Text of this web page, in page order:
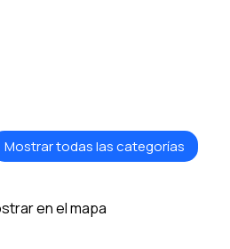
Mostrar todas las categorías
en el mapa